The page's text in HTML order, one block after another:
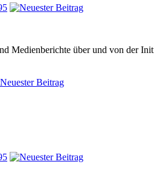
Medienberichte über und von der